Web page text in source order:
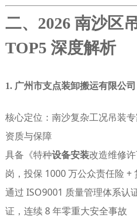
二、2026 南沙区
TOP5 深度解析
1. 广州市支点装卸搬运有限公司
核心定位 ：南沙复杂工况吊装
资质与保障
具备《特种设备安装改造维修
岗，投保 1000 万公众责任险 +
通过 ISO9001 质量管理体系认
证，连续 8 年零重大安全事故